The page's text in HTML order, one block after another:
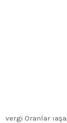
vergi Oranlar